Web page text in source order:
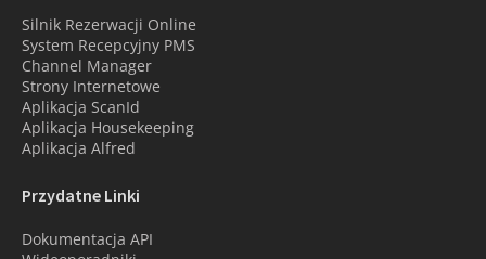
Silnik Rezerwacji Online
System Recepcyjny PMS
Channel Manager
Strony Internetowe
Aplikacja ScanId
Aplikacja Housekeeping
Aplikacja Alfred
Przydatne Linki
Dokumentacja API